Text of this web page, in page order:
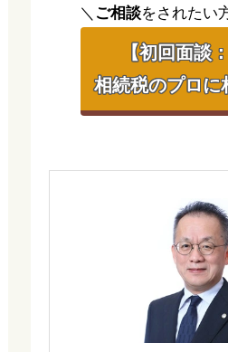
＼ ご相談をされたい
【初回面談
相続税のプロに